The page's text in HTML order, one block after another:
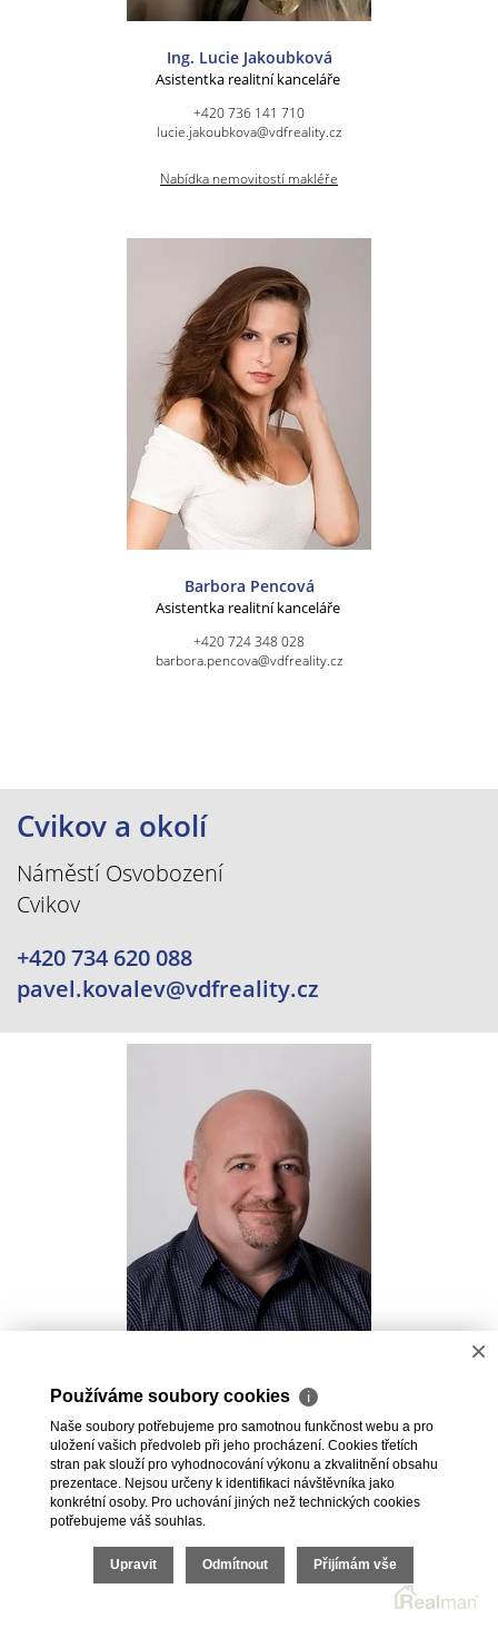
Ing. Lucie Jakoubková
Asistentka realitní kanceláře
+420 736 141 710
lucie.jakoubkova@vdfreality.cz
Nabídka nemovitostí makléře
Barbora Pencová
Asistentka realitní kanceláře
+420 724 348 028
barbora.pencova@vdfreality.cz
Cvikov a okolí
Náměstí Osvobození
Cvikov
+420 734 620 088
pavel.kovalev@vdfreality.cz
Pavel Kovalev
+420 723 491 625
pavel.kovalev@vdfreality.cz
×
Používáme soubory cookies ℹ
Naše soubory potřebujeme pro samotnou funkčnost webu a pro
uložení vašich předvoleb při jeho procházení. Cookies třetích
stran pak slouží pro vyhodnocování výkonu a zkvalitnění obsahu
prezentace. Nejsou určeny k identifikaci návštěvníka jako
konkrétní osoby. Pro uchování jiných než technických cookies
potřebujeme váš souhlas.
Upravit Odmítnout Přijímám vše